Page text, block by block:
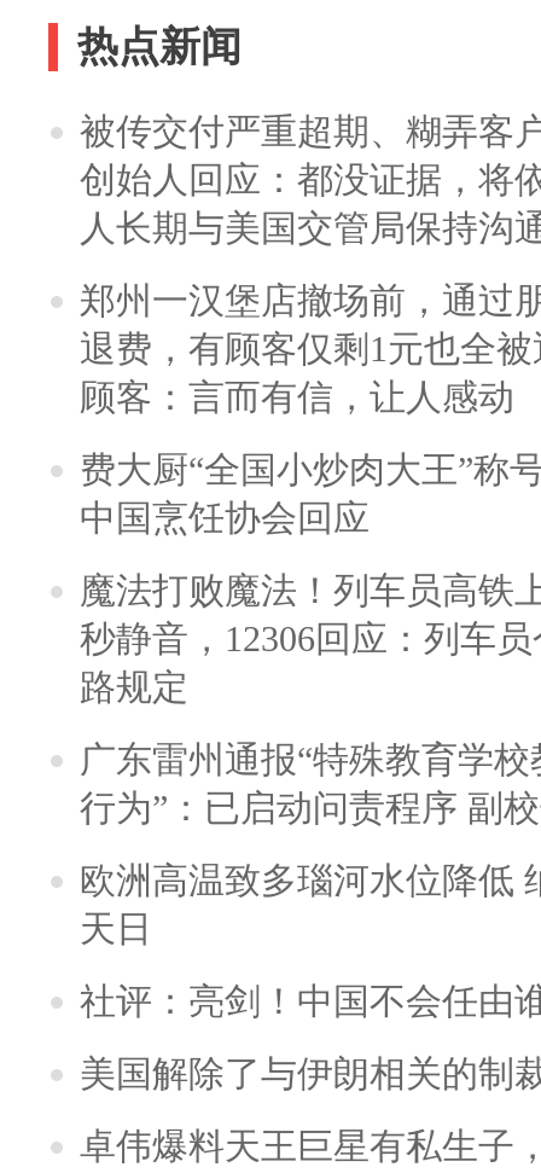
热点新闻
被传交付严重超期、糊弄客
创始人回应：都没证据，将
人长期与美国交管局保持沟
郑州一汉堡店撤场前，通过
退费，有顾客仅剩1元也全
顾客：言而有信，让人感动
费大厨“全国小炒肉大王”称
中国烹饪协会回应
魔法打败魔法！列车员高铁
秒静音，12306回应：列车
路规定
广东雷州通报“特殊教育学
行为”：已启动问责程序 副
欧洲高温致多瑙河水位降低
天日
社评：亮剑！中国不会任由
美国解除了与伊朗相关的制
卓伟爆料天王巨星有私生子